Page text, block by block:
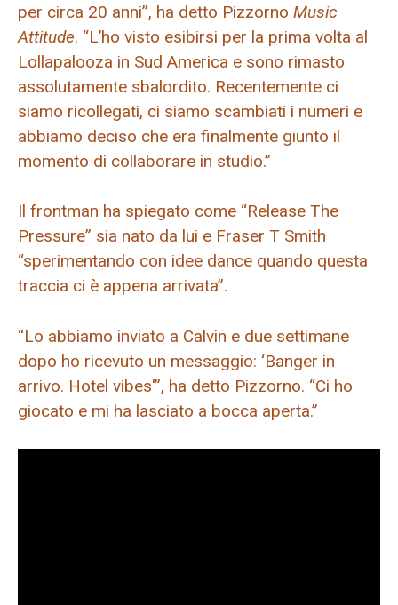
per circa 20 anni”, ha detto Pizzorno Music
Attitude. “L’ho visto esibirsi per la prima volta al
Lollapalooza in Sud America e sono rimasto
assolutamente sbalordito. Recentemente ci
siamo ricollegati, ci siamo scambiati i numeri e
abbiamo deciso che era finalmente giunto il
momento di collaborare in studio.”
Il frontman ha spiegato come “Release The
Pressure” sia nato da lui e Fraser T Smith
“sperimentando con idee dance quando questa
traccia ci è appena arrivata”.
“Lo abbiamo inviato a Calvin e due settimane
dopo ho ricevuto un messaggio: ‘Banger in
arrivo. Hotel vibes'”, ha detto Pizzorno. “Ci ho
giocato e mi ha lasciato a bocca aperta.”